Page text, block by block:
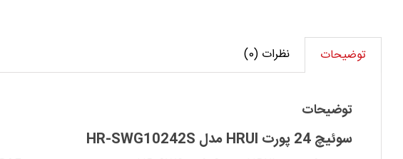
توضیحات نظرات (0)
توضیحات
سوئیچ 24 پورت HRUI مدل HR-SWG10242S